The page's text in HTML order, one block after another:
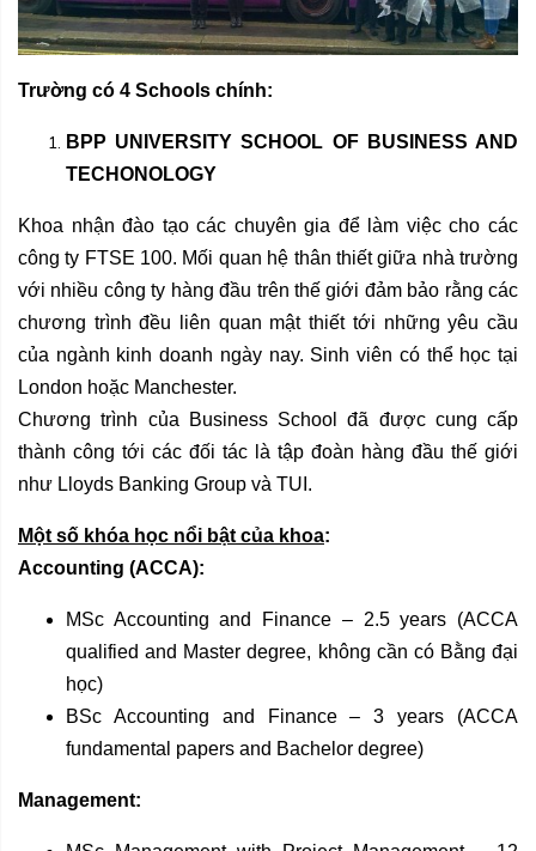
Trường có 4 Schools chính:
BPP UNIVERSITY SCHOOL OF BUSINESS AND
TECHONOLOGY
Khoa nhận đào tạo các chuyên gia để làm việc cho các
công ty FTSE 100. Mối quan hệ thân thiết giữa nhà trường
với nhiều công ty hàng đầu trên thế giới đảm bảo rằng các
chương trình đều liên quan mật thiết tới những yêu cầu
của ngành kinh doanh ngày nay. Sinh viên có thể học tại
London hoặc Manchester.
Chương trình của Business School đã được cung cấp
thành công tới các đối tác là tập đoàn hàng đầu thế giới
như Lloyds Banking Group và TUI.
Một số khóa học nổi bật của khoa:
Accounting (ACCA):
MSc Accounting and Finance – 2.5 years (ACCA
qualified and Master degree, không cần có Bằng đại
học)
BSc Accounting and Finance – 3 years (ACCA
fundamental papers and Bachelor degree)
Management: